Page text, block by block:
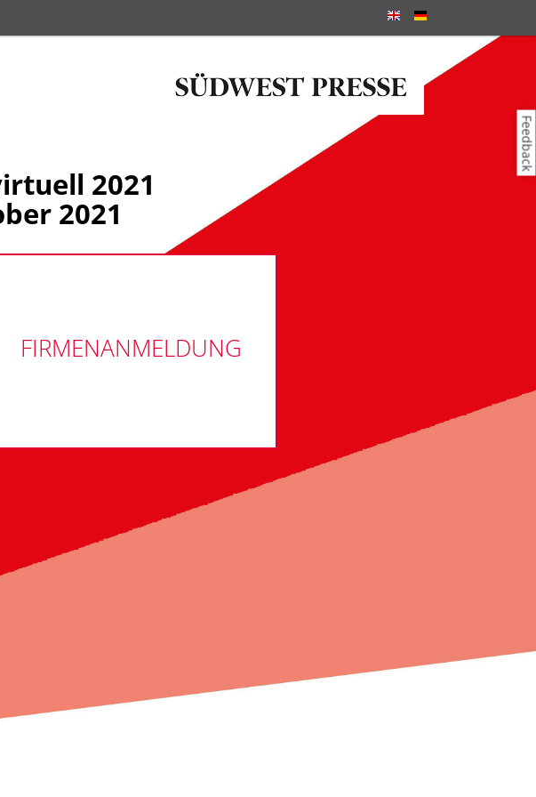
2021
2021
FIRMENANMELDUNG
Feedback